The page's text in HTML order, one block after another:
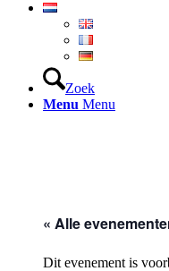
Zoek
Menu Menu
« Alle
Dit evenement is